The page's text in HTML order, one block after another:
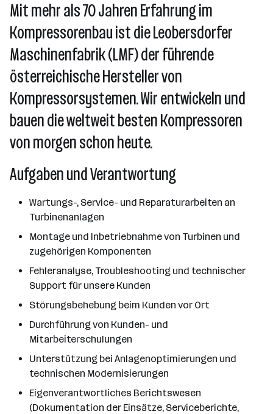
Mit mehr als 70 Jahren Erfahrung im
Kompressorenbau ist die Leobersdorfer
Maschinenfabrik (LMF) der führende
österreichische Hersteller von
Kompressorsystemen. Wir entwickeln und
bauen die weltweit besten Kompressoren
von morgen schon heute.
Aufgaben und Verantwortung
Wartungs-, Service- und Reparaturarbeiten an
Turbinenanlagen
Montage und Inbetriebnahme von Turbinen und
zugehörigen Komponenten
Fehleranalyse, Troubleshooting und technischer
Support für unsere Kunden
Störungsbehebung beim Kunden vor Ort
Durchführung von Kunden- und
Mitarbeiterschulungen
Unterstützung bei Anlagenoptimierungen und
technischen Modernisierungen
Eigenverantwortliches Berichtswesen
(Dokumentation der Einsätze, Serviceberichte,